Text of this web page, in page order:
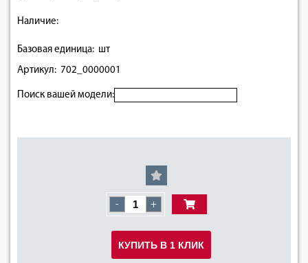
Наличие:
Базовая единица: шт
Артикул: 702_0000001
Поиск вашей модели:
- +
КУПИТЬ В 1 КЛИК